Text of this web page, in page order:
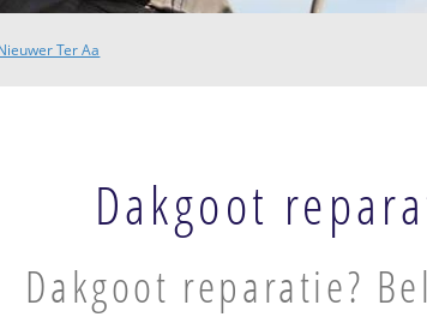
Ter Aa
Dakgoot
Dakgoot reparatie?